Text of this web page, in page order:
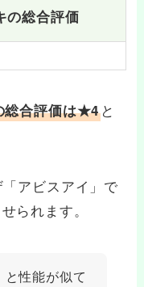
の総合評価
総合評価は★4 と
アビスアイ」で
られます。
と性能が似て